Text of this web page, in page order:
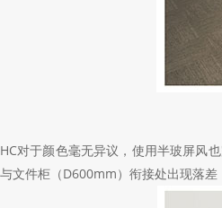
HC对于颜色毫无异议，使用半玻屏风
与文件柜（D600mm）衔接处出现落差